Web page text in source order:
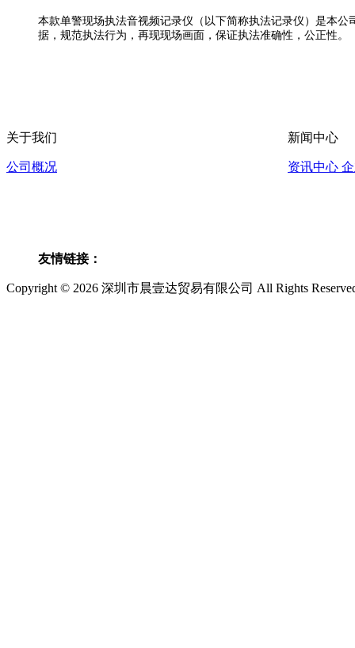
本款单警现场执法音视频记录仪（以下简称执法记录仪）是本
据，规范执法行为，再现现场画面，保证执法准确性，公正性。
关于我们
公司概况
新闻中心
资讯中心
友情链接：
Copyright © 2026 深圳市晨壹达贸易有限公司 All Rights